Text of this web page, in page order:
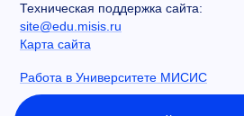
Техническая поддержка сайта:
site@edu.misis.ru
Карта сайта
Работа в Университете МИСИС